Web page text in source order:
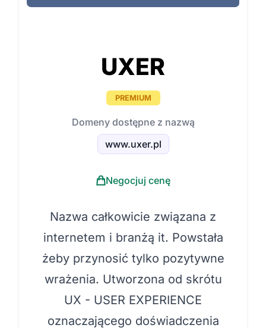
UXER
PREMIUM
Domeny dostępne z nazwą
www.uxer.pl
Negocjuj cenę
Nazwa całkowicie związana z
internetem i branżą it. Powstała
żeby przynosić tylko pozytywne
wrażenia. Utworzona od skrótu
UX - USER EXPERIENCE
oznaczającego doświadczenia